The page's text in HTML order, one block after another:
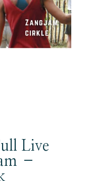
Live
–